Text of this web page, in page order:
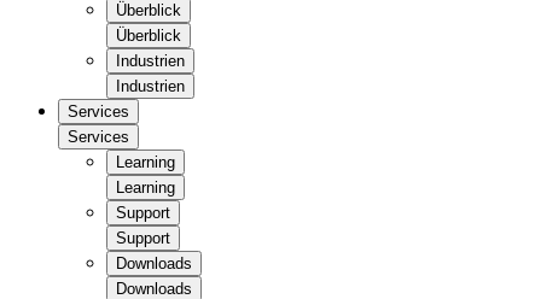
Überblick
Überblick
Industrien
Industrien
Services
Services
Learning
Learning
Support
Support
Downloads
Downloads